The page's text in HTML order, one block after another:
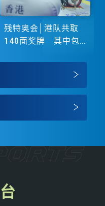
残特奥会│港队共取
140面奖牌 其中包